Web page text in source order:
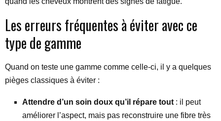
Les erreurs fréquentes à éviter avec ce
type de gamme
Quand on teste une gamme comme celle-ci, il y a quelques
pièges classiques à éviter :
Attendre d’un soin doux qu’il répare tout : il peut
améliorer l’aspect, mais pas reconstruire une fibre très